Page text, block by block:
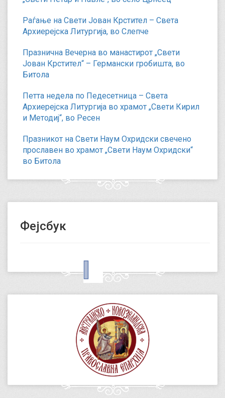
Раѓање на Свети Јован Крстител – Света
Архиерејска Литургија, во Слепче
Празнична Вечерна во манастирот „Свети
Јован Крстител“ – Германски гробишта, во
Битола
Петта недела по Педесетница – Света
Архиерејска Литургија во храмот „Свети Кирил
и Методиј“, во Ресен
Празникот на Свети Наум Охридски свечено
прославен во храмот „Свети Наум Охридски“
во Битола
Фејсбук